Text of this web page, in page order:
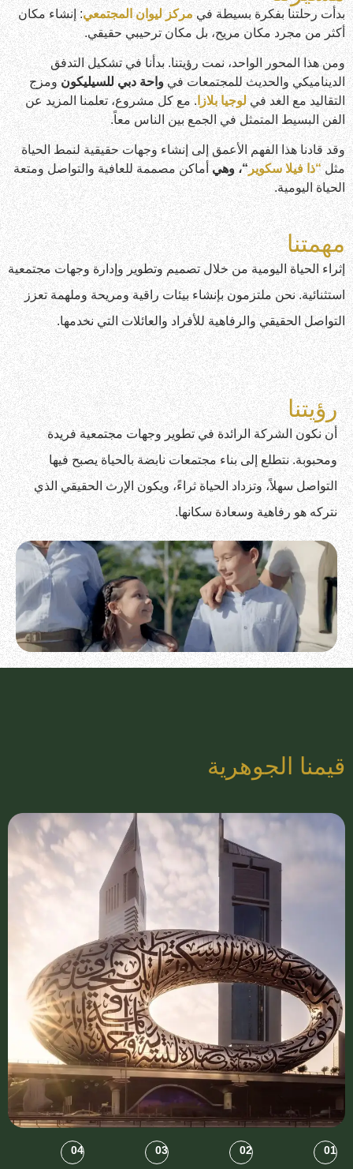
بدأت رحلتنا بفكرة بسيطة فيمركز ليوان المجتمعي: إنشاء مكان
أكثر من مجرد مكان مريح، بل مكان ترحيبي حقيقي.
ومن هذا المحور الواحد، نمت رؤيتنا. بدأنا في تشكيل التدفق
الديناميكي والحديث للمجتمعات فيواحة دبي للسيليكونومزج
التقاليد مع الغد فيلوجيا بلازا . مع كل مشروع، تعلمنا المزيد عن
الفن البسيط المتمثل في الجمع بين الناس معاً.
وقد قادنا هذا الفهم الأعمق إلى إنشاء وجهات حقيقية لنمط الحياة
مثل“ذا فيلا سكوير“، وهيأماكن مصممة للعافية والتواصل ومتعة
الحياة اليومية.
مهمتنا
إثراء الحياة اليومية من خلال تصميم وتطوير وإدارة وجهات مجتمعية
استثنائية. نحن ملتزمون بإنشاء بيئات راقية ومريحة وملهمة تعزز
التواصل الحقيقي والرفاهية للأفراد والعائلات التي نخدمها.
رؤيتنا
أن نكون الشركة الرائدة في تطوير وجهات مجتمعية فريدة
ومحبوبة. نتطلع إلى بناء مجتمعات نابضة بالحياة يصبح فيها
التواصل سهلاً، وتزداد الحياة ثراءً، ويكون الإرث الحقيقي الذي
نتركه هو رفاهية وسعادة سكانها.
قيمنا الجوهرية
01
02
03
04